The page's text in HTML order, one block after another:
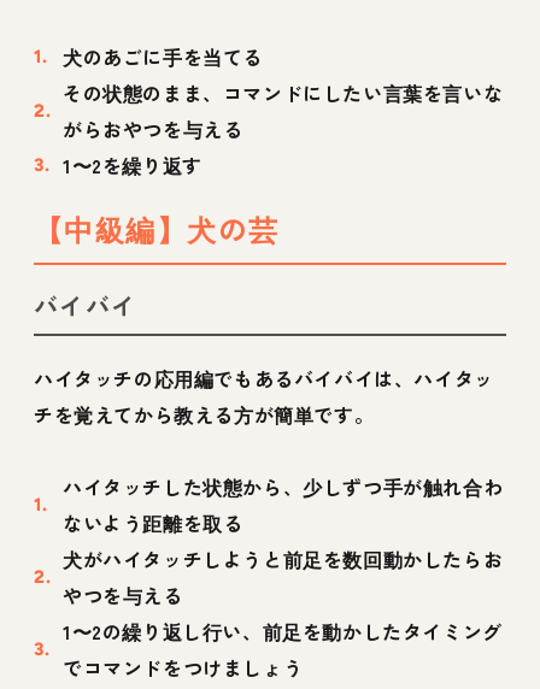
犬のあごに手を当てる
その状態のまま、コマンドにしたい言葉を言いな
がらおやつを与える
1〜2を繰り返す
【中級編】犬の芸
バイバイ
ハイタッチの応用編でもあるバイバイは、ハイタッ
チを覚えてから教える方が簡単です。
ハイタッチした状態から、少しずつ手が触れ合わ
ないよう距離を取る
犬がハイタッチしようと前足を数回動かしたらお
やつを与える
1〜2の繰り返し行い、前足を動かしたタイミング
でコマンドをつけましょう